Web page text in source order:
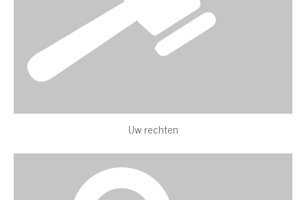
Uw rechten